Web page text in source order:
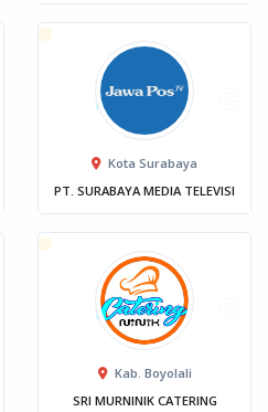
Kota Surabaya
PT. SURABAYA MEDIA TELEVISI
Kab. Boyolali
SRI MURNINIK CATERING